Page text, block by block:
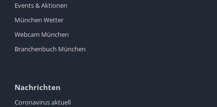
Events & Aktionen
München Wetter
Webcam München
Branchenbuch München
Nachrichten
Coronavirus aktuell